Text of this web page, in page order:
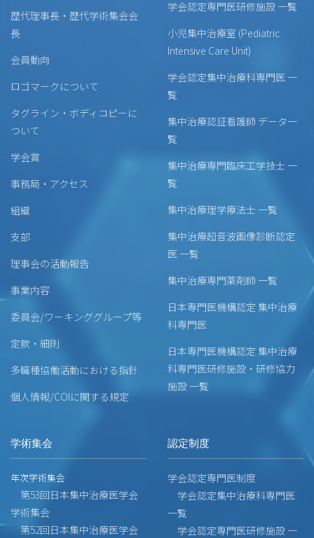
歴代理事長・歴代学術集会会
長
会員動向
ロゴマークについて
タグライン・ボディコピーに
ついて
学会賞
事務局・アクセス
組織
支部
理事会の活動報告
事業内容
委員会/ワーキンググループ等
定款・細則
多職種協働活動における指針
個人情報/COIに関する規定
学会認定専門医研修施設 一覧
小児集中治療室 (Pediatric
Intensive Care Unit)
学会認定集中治療科専門医 一
覧
集中治療認証看護師 データ一
覧
集中治療専門臨床工学技士 一
覧
集中治療理学療法士 一覧
集中治療超音波画像診断認定
医 一覧
集中治療専門薬剤師 一覧
日本専門医機構認定 集中治療
科専門医
日本専門医機構認定 集中治療
科専門医研修施設・研修協力
施設 一覧
学術集会
年次学術集会
第53回日本集中治療医学会
学術集会
第52回日本集中治療医学会
認定制度
学会認定専門医制度
学会認定集中治療科専門医
一覧
学会認定専門医研修施設 一